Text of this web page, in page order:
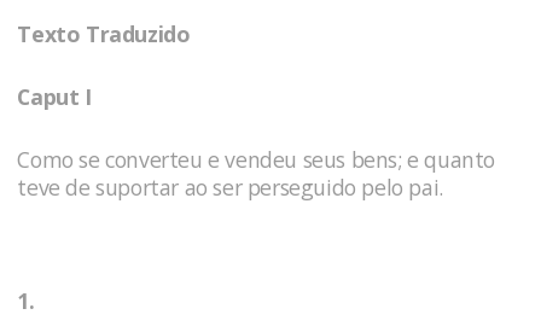
Texto Traduzido
Caput I
Como se converteu e vendeu seus bens; e quanto
teve de suportar ao ser perseguido pelo pai.
1.